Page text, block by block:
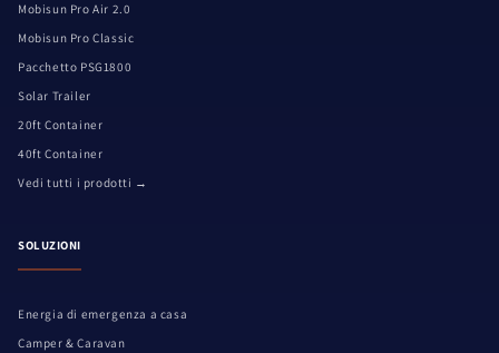
Mobisun Pro Air 2.0
Mobisun Pro Classic
Pacchetto PSG1800
Solar Trailer
20ft Container
40ft Container
Vedi tutti i prodotti →
SOLUZIONI
Energia di emergenza a casa
Camper & Caravan